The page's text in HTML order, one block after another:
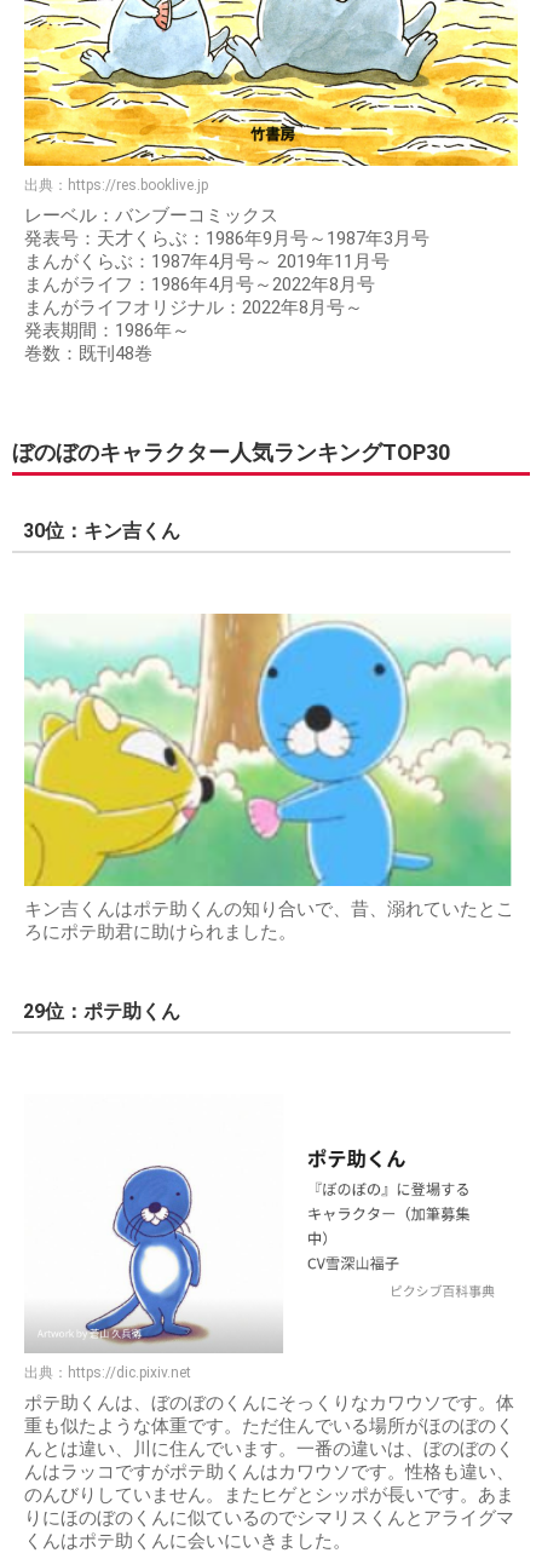
出典： https://res.booklive.jp
レーベル：バンブーコミックス
発表号：天才くらぶ：1986年9月号～1987年3月号
まんがくらぶ：1987年4月号～ 2019年11月号
まんがライフ：1986年4月号～2022年8月号
まんがライフオリジナル：2022年8月号～
発表期間：1986年～
巻数：既刊48巻
ぼのぼのキャラクター人気ランキングTOP30
30位：キン吉くん
キン吉くんはポテ助くんの知り合いで、昔、溺れていたとこ
ろにポテ助君に助けられました。
29位：ポテ助くん
出典： https://dic.pixiv.net
ポテ助くんは、ぼのぼのくんにそっくりなカワウソです。体
重も似たような体重です。ただ住んでいる場所がほのぼのく
んとは違い、川に住んでいます。一番の違いは、ぼのぼのく
んはラッコですがポテ助くんはカワウソです。性格も違い、
のんびりしていません。またヒゲとシッポが長いです。あま
りにほのぼのくんに似ているのでシマリスくんとアライグマ
くんはポテ助くんに会いにいきました。